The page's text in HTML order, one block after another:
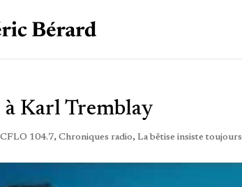
à Karl Tremblay
CFLO 104.7,Chroniques radio,La bêtise insiste toujours